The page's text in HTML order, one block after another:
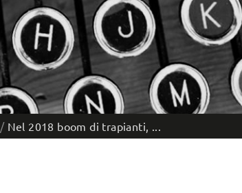
/ Nel 2018 boom di trapianti, ...